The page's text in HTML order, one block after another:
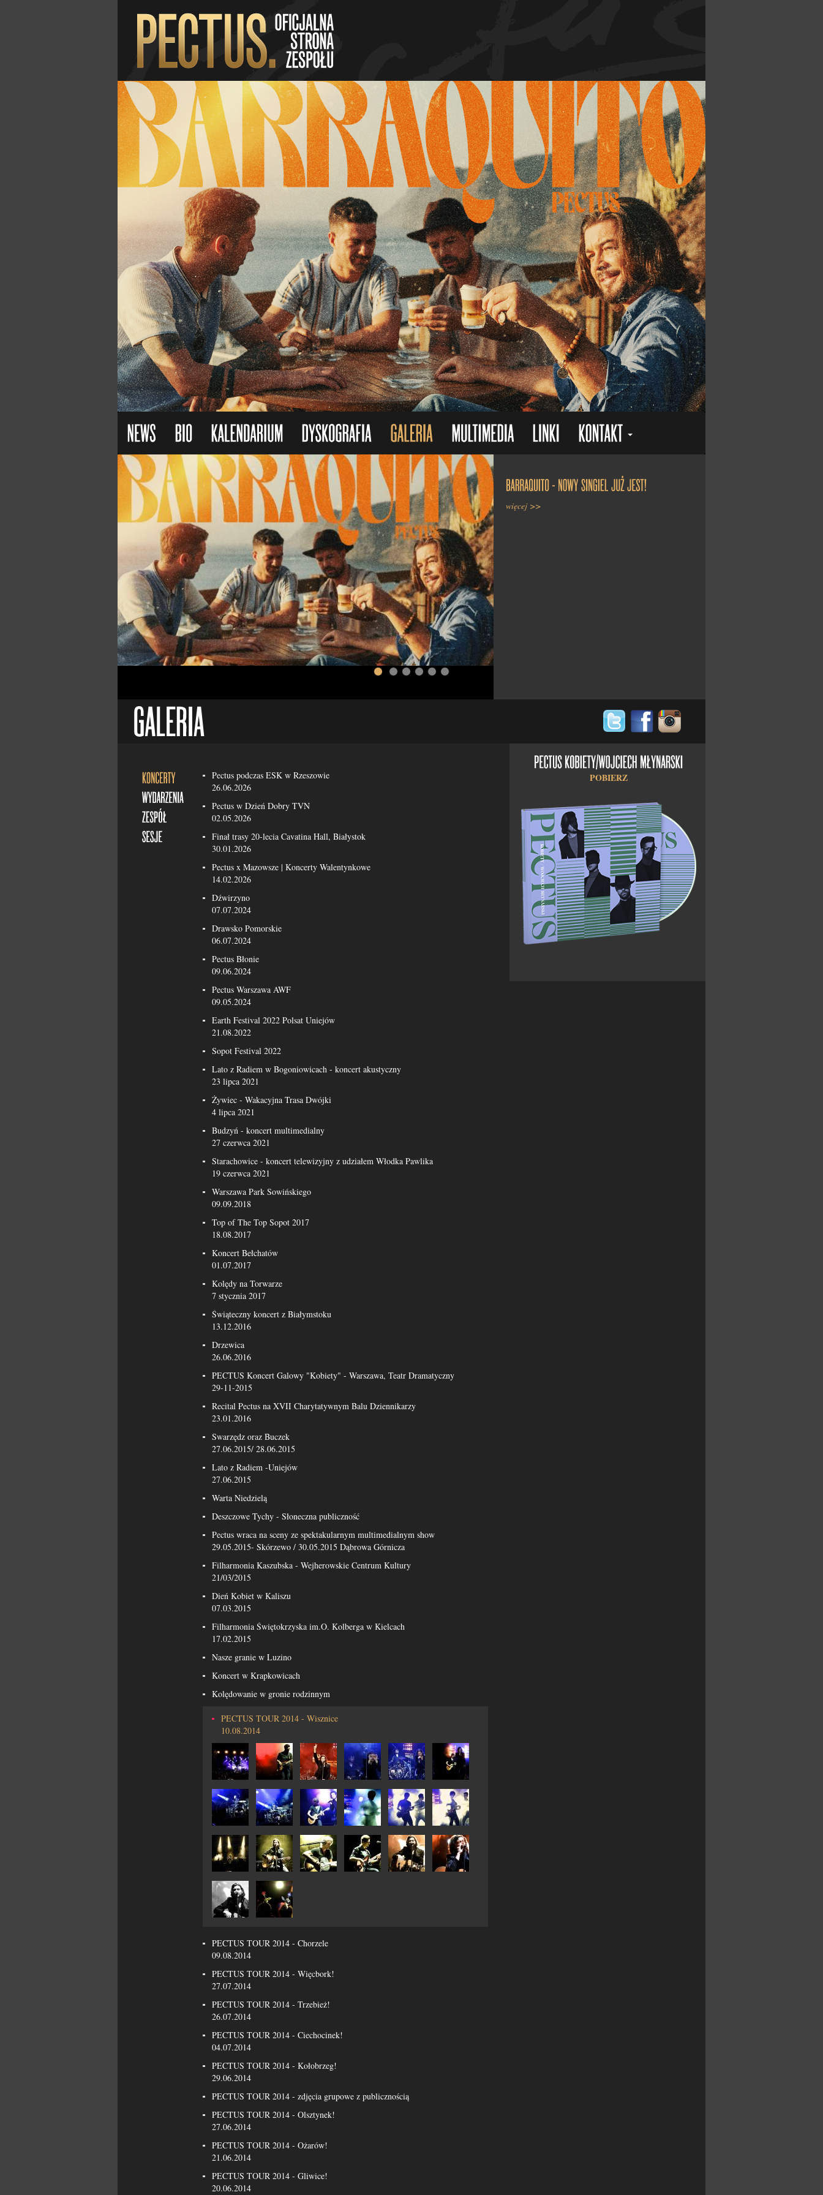
Pectus podczas ESK w Rzeszowie
26.06.2026
Pectus w Dzień Dobry TVN
02.05.2026
Finał trasy 20-lecia Cavatina Hall, Białystok
30.01.2026
Pectus x Mazowsze | Koncerty Walentynkowe
14.02.2026
Dźwirzyno
07.07.2024
Drawsko Pomorskie
06.07.2024
Pectus Błonie
09.06.2024
Pectus Warszawa AWF
09.05.2024
Earth Festival 2022 Polsat Uniejów
21.08.2022
Sopot Festival 2022
Lato z Radiem w Bogoniowicach - koncert akustyczny
23 lipca 2021
Żywiec - Wakacyjna Trasa Dwójki
4 lipca 2021
Budzyń - koncert multimedialny
27 czerwca 2021
Starachowice - koncert telewizyjny z udziałem Włodka Pawlika
19 czerwca 2021
Warszawa Park Sowińskiego
09.09.2018
Top of The Top Sopot 2017
18.08.2017
Koncert Bełchatów
01.07.2017
Kolędy na Torwarze
7 stycznia 2017
Świąteczny koncert z Białymstoku
13.12.2016
Drzewica
26.06.2016
PECTUS Koncert Galowy "Kobiety" - Warszawa, Teatr Dramatyczny
29-11-2015
Recital Pectus na XVII Charytatywnym Balu Dziennikarzy
23.01.2016
Swarzędz oraz Buczek
27.06.2015/ 28.06.2015
Lato z Radiem -Uniejów
27.06.2015
Warta Niedzielą
Deszczowe Tychy - Słoneczna publiczność
Pectus wraca na sceny ze spektakularnym multimedialnym show
29.05.2015- Skórzewo / 30.05.2015 Dąbrowa Górnicza
Filharmonia Kaszubska - Wejherowskie Centrum Kultury
21/03/2015
Dień Kobiet w Kaliszu
07.03.2015
Filharmonia Świętokrzyska im.O. Kolberga w Kielcach
17.02.2015
Nasze granie w Luzino
Koncert w Krapkowicach
Kolędowanie w gronie rodzinnym
PECTUS TOUR 2014 - Wisznice
10.08.2014
PECTUS TOUR 2014 - Chorzele
09.08.2014
PECTUS TOUR 2014 - Więcbork!
27.07.2014
PECTUS TOUR 2014 - Trzebież!
26.07.2014
PECTUS TOUR 2014 - Ciechocinek!
04.07.2014
PECTUS TOUR 2014 - Kołobrzeg!
29.06.2014
PECTUS TOUR 2014 - zdjęcia grupowe z publicznością
PECTUS TOUR 2014 - Olsztynek!
27.06.2014
PECTUS TOUR 2014 - Ożarów!
21.06.2014
PECTUS TOUR 2014 - Gliwice!
20.06.2014
POBIERZ